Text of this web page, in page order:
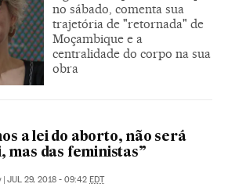
no sábado, comenta sua
trajetória de "retornada" de
Moçambique e a
centralidade do corpo na sua
obra
a lei do aborto, não será
mas das feministas”
JUL 29, 2018 - 09:42 EDT